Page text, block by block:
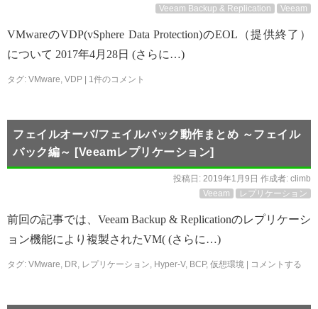
Veeam Backup & Replication
Veeam
VMwareのVDP(vSphere Data Protection)のEOL（提供終了）
について 2017年4月28日 (さらに…)
タグ: VMware, VDP 1件のコメント
フェイルオーバ/フェイルバック動作まとめ ～フェイル
バック編～ [Veeamレプリケーション]
投稿日: 2019年1月9日 作成者: climb
Veeam
レプリケーション
前回の記事では、Veeam Backup & Replicationのレプリケーシ
ョン機能により複製されたVM( (さらに…)
タグ: VMware, DR, レプリケーション, Hyper-V, BCP, 仮想環境 コメントする